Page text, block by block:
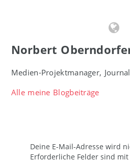
Norbert
Medien-Projektmanager,
Alle meine Blogbeiträge
Deine E-Mail-Adresse wird
Erforderliche Felder sind